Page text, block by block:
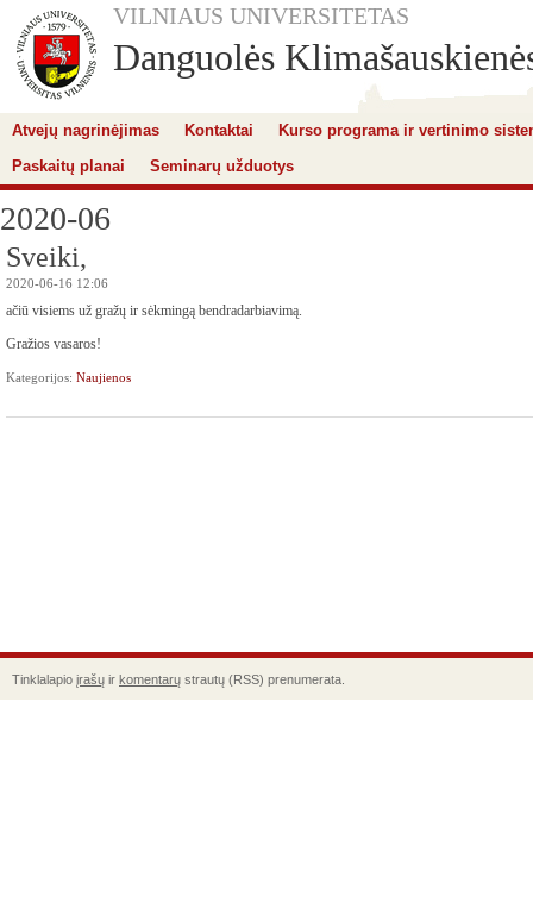
VILNIAUS UNIVERSITETAS
Danguolės
Atvejų nagrinėjimas Kontaktai
Kurso programa ir vertinimo
Paskaitų planai
Seminarų užduotys
2020-06
Sveiki,
2020-06-16 12:06
ačiū visiems už gražų ir sėkmingą bendradarbiavimą.
Gražios vasaros!
Kategorijos: Naujienos
Tinklalapio įrašų ir komentarų strautų (RSS) prenumerata.